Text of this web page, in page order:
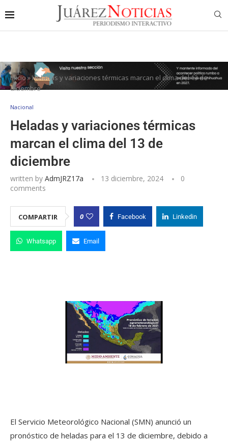
Inicio»Heladas y variaciones térmicas marcan el clima del 13 de
diciembre
Nacional
Heladas y variaciones térmicas
marcan el clima del 13 de
diciembre
written by AdmJRZ17a 13 diciembre, 2024
0
comments
COMPARTIR 0 Facebook Linkedin
Whatsapp Email
El Servicio Meteorológico Nacional (SMN) anunció un
pronóstico de heladas para el 13 de diciembre, debido a